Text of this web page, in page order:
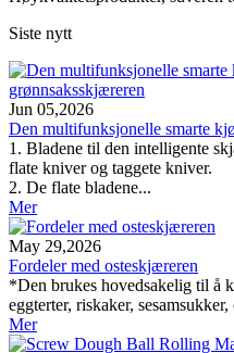
Siste nytt
Jun 05,2026
Den multifunksjonelle smarte
1. Bladene til den intelligente
flate kniver og taggete kniver.
2. De flate bladene...
Mer
May 29,2026
Fordeler med osteskjæreren
*Den brukes hovedsakelig til å
eggterter, riskaker,
Mer